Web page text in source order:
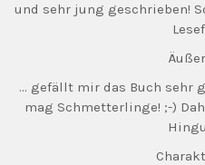
und sehr jung geschrieben!
… gefällt mir das Buch sehr
mag Schmetterlinge! ;-)